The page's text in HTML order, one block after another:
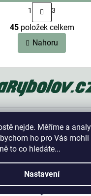
nejde. Měříme a
ho pro Vás
to co hledáte...
Nastavení
O
v
l
a
í
r
v
k
y
v
ý
p
i
S
t
r
á
n
k
o
n
í
1 3
45položek celkem
Nahoru